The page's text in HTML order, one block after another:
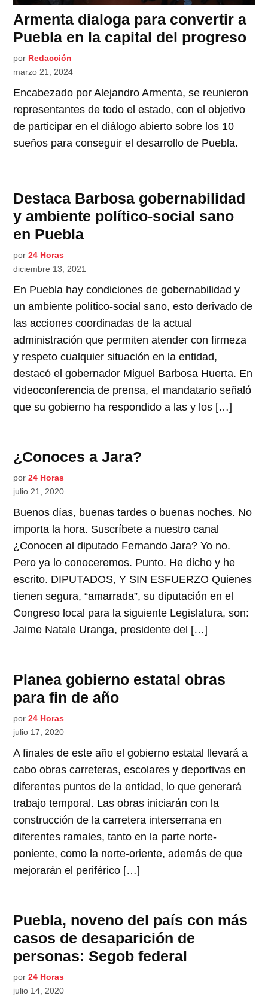
Armenta dialoga para convertir a
Puebla en la capital del progreso
por Redacción
marzo 21, 2024
Encabezado por Alejandro Armenta, se reunieron
representantes de todo el estado, con el objetivo
de participar en el diálogo abierto sobre los 10
sueños para conseguir el desarrollo de Puebla.
Destaca Barbosa gobernabilidad
y ambiente político-social sano
en Puebla
por 24 Horas
diciembre 13, 2021
En Puebla hay condiciones de gobernabilidad y
un ambiente político-social sano, esto derivado de
las acciones coordinadas de la actual
administración que permiten atender con firmeza
y respeto cualquier situación en la entidad,
destacó el gobernador Miguel Barbosa Huerta. En
videoconferencia de prensa, el mandatario señaló
que su gobierno ha respondido a las y los […]
¿Conoces a Jara?
por 24 Horas
julio 21, 2020
Buenos días, buenas tardes o buenas noches. No
importa la hora. Suscríbete a nuestro canal
¿Conocen al diputado Fernando Jara? Yo no.
Pero ya lo conoceremos. Punto. He dicho y he
escrito. DIPUTADOS, Y SIN ESFUERZO Quienes
tienen segura, “amarrada”, su diputación en el
Congreso local para la siguiente Legislatura, son:
Jaime Natale Uranga, presidente del […]
Planea gobierno estatal obras
para fin de año
por 24 Horas
julio 17, 2020
A finales de este año el gobierno estatal llevará a
cabo obras carreteras, escolares y deportivas en
diferentes puntos de la entidad, lo que generará
trabajo temporal. Las obras iniciarán con la
construcción de la carretera interserrana en
diferentes ramales, tanto en la parte norte-
poniente, como la norte-oriente, además de que
mejorarán el periférico […]
Puebla, noveno del país con más
casos de desaparición de
personas: Segob federal
por 24 Horas
julio 14, 2020